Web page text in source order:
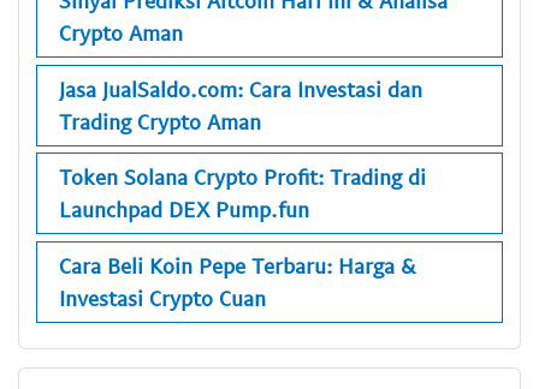
Crypto Aman
Jasa JualSaldo.com: Cara Investasi dan
Trading Crypto Aman
Token Solana Crypto Profit: Trading di
Launchpad DEX Pump.fun
Cara Beli Koin Pepe Terbaru: Harga &
Investasi Crypto Cuan